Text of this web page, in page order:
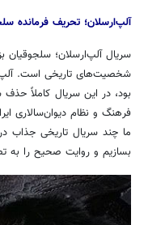
آلپ‌ارسلان؛ تحریف فرمانده
شخصیت‌های تاریخی است.
بود، در این سریال کاملاً
فرهنگ و نظام دیوان‌سالاری
ما چند سریال تاریخی جذاب
بسازیم و روایت صحیح را به